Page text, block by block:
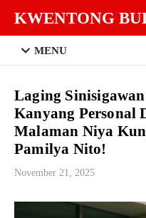
KWENTONG
MENU
Laging
Kanyang Personal
Malaman Niya
Pamilya Nito!
November 21, 2025